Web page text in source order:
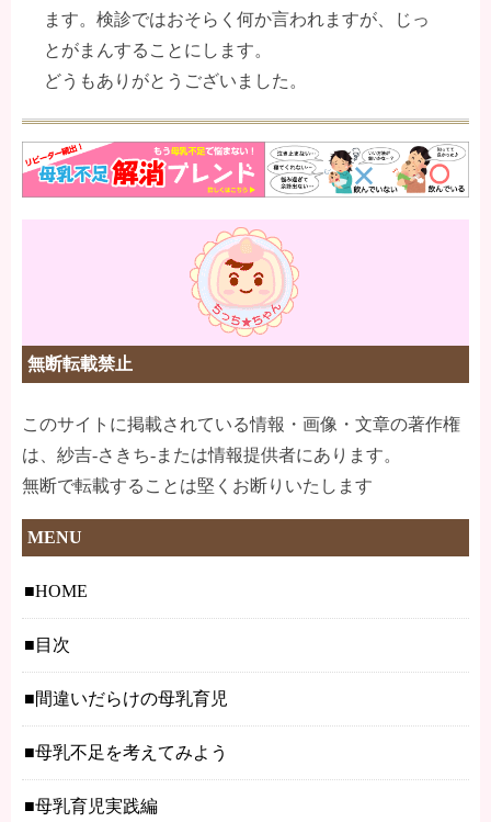
ます。検診ではおそらく何か言われますが、じっ
とがまんすることにします。
どうもありがとうございました。
無断転載禁止
このサイトに掲載されている情報・画像・文章の著作権
は、紗吉-さきち-または情報提供者にあります。
無断で転載することは堅くお断りいたします
MENU
HOME
目次
間違いだらけの母乳育児
母乳不足を考えてみよう
母乳育児実践編